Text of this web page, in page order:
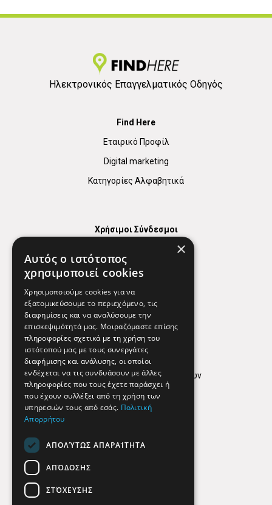
Ηλεκτρονικός Επαγγελματικός Οδηγός
Find Here
Εταιρικό Προφίλ
Digital marketing
Κατηγορίες Αλφαβητικά
Χρήσιμοι Σύνδεσμοι
Χρήσιμα Τηλέφωνα
Εφημερεύοντα Φαρμακεία
Απόρρητο
Όροι Χρήσης
Πολιτική προστασίας δεδομένων
Findhere
Social Media
×
Αυτός ο ιστότοπος
χρησιμοποιεί cookies
Χρησιμοποιούμε cookies για να
εξατομικεύσουμε το περιεχόμενο, τις
διαφημίσεις και να αναλύσουμε την
επισκεψιμότητά μας. Μοιραζόμαστε επίσης
πληροφορίες σχετικά με τη χρήση του
ιστότοπού μας με τους συνεργάτες
διαφήμισης και ανάλυσης, οι οποίοι
ενδέχεται να τις συνδυάσουν με άλλες
πληροφορίες που τους έχετε παράσχει ή
που έχουν συλλέξει από τη χρήση των
υπηρεσιών τους από εσάς. Πολιτική
Απορρήτου
ΑΠΟΛΎΤΩΣ ΑΠΑΡΑΊΤΗΤΑ
ΑΠΌΔΟΣΗΣ
ΣΤΌΧΕΥΣΗΣ